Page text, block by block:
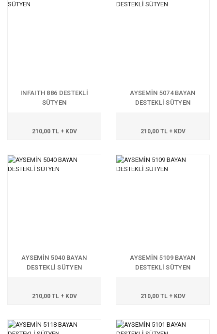
INFAITH 886 DESTEKLİ
SÜTYEN
210,00 TL + KDV
AYSEMİN 5074 BAYAN
DESTEKLİ SÜTYEN
210,00 TL + KDV
AYSEMİN 5040 BAYAN
DESTEKLİ SÜTYEN
210,00 TL + KDV
AYSEMİN 5109 BAYAN
DESTEKLİ SÜTYEN
210,00 TL + KDV